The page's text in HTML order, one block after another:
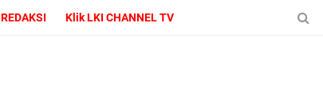
REDAKSI Klik LKI CHANNEL TV